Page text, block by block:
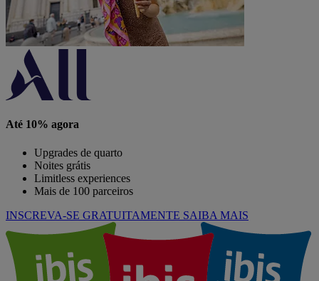
Até 10% agora
Upgrades de quarto
Noites grátis
Limitless experiences
Mais de 100 parceiros
INSCREVA-SE GRATUITAMENTE SAIBA MAIS